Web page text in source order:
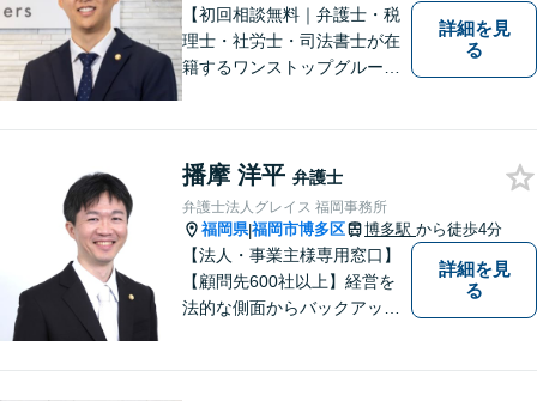
【初回相談無料｜弁護士・税
理士・社労士・司法書士が在
籍するワンストップグルー
等複数士業の知識が必要な案
件を一括して対応。九州トッ
プクラスの豊富な実績。
詳細を見
る
播摩 洋平 弁護士
弁護士法人グレイス 福岡事務所
福岡県|福岡市博多区 博多駅 から徒歩4分
【法人・事業主様専用窓口】
【顧問先600社以上】経営を
法的な側面からバックアップ
詳細を見
る